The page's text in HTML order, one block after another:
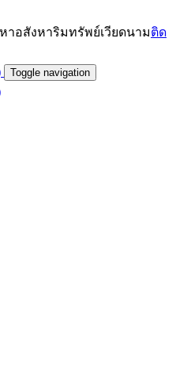
าอสังหาริมทรัพย์เวียดนามติด
Toggle navigation